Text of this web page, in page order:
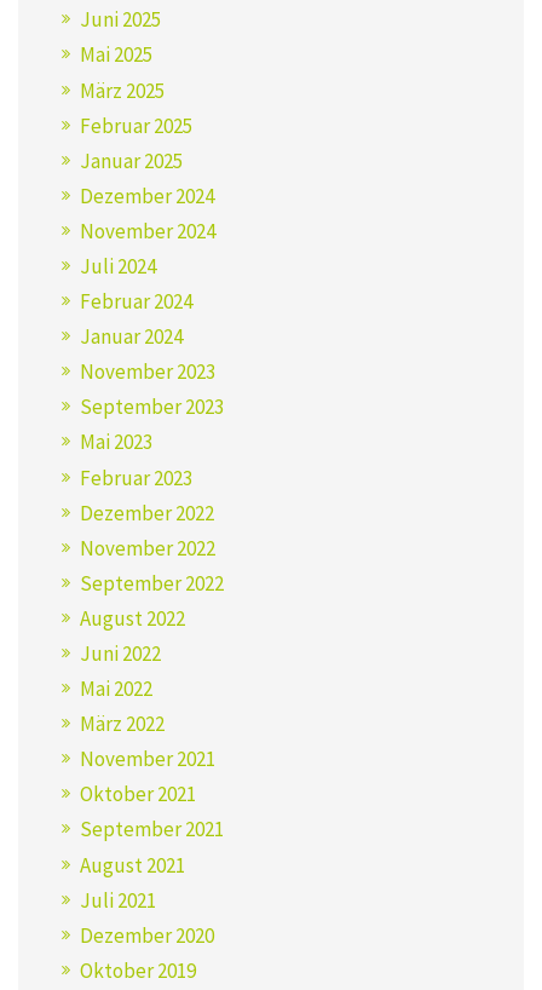
Juni 2025
Mai 2025
März 2025
Februar 2025
Januar 2025
Dezember 2024
November 2024
Juli 2024
Februar 2024
Januar 2024
November 2023
September 2023
Mai 2023
Februar 2023
Dezember 2022
November 2022
September 2022
August 2022
Juni 2022
Mai 2022
März 2022
November 2021
Oktober 2021
September 2021
August 2021
Juli 2021
Dezember 2020
Oktober 2019